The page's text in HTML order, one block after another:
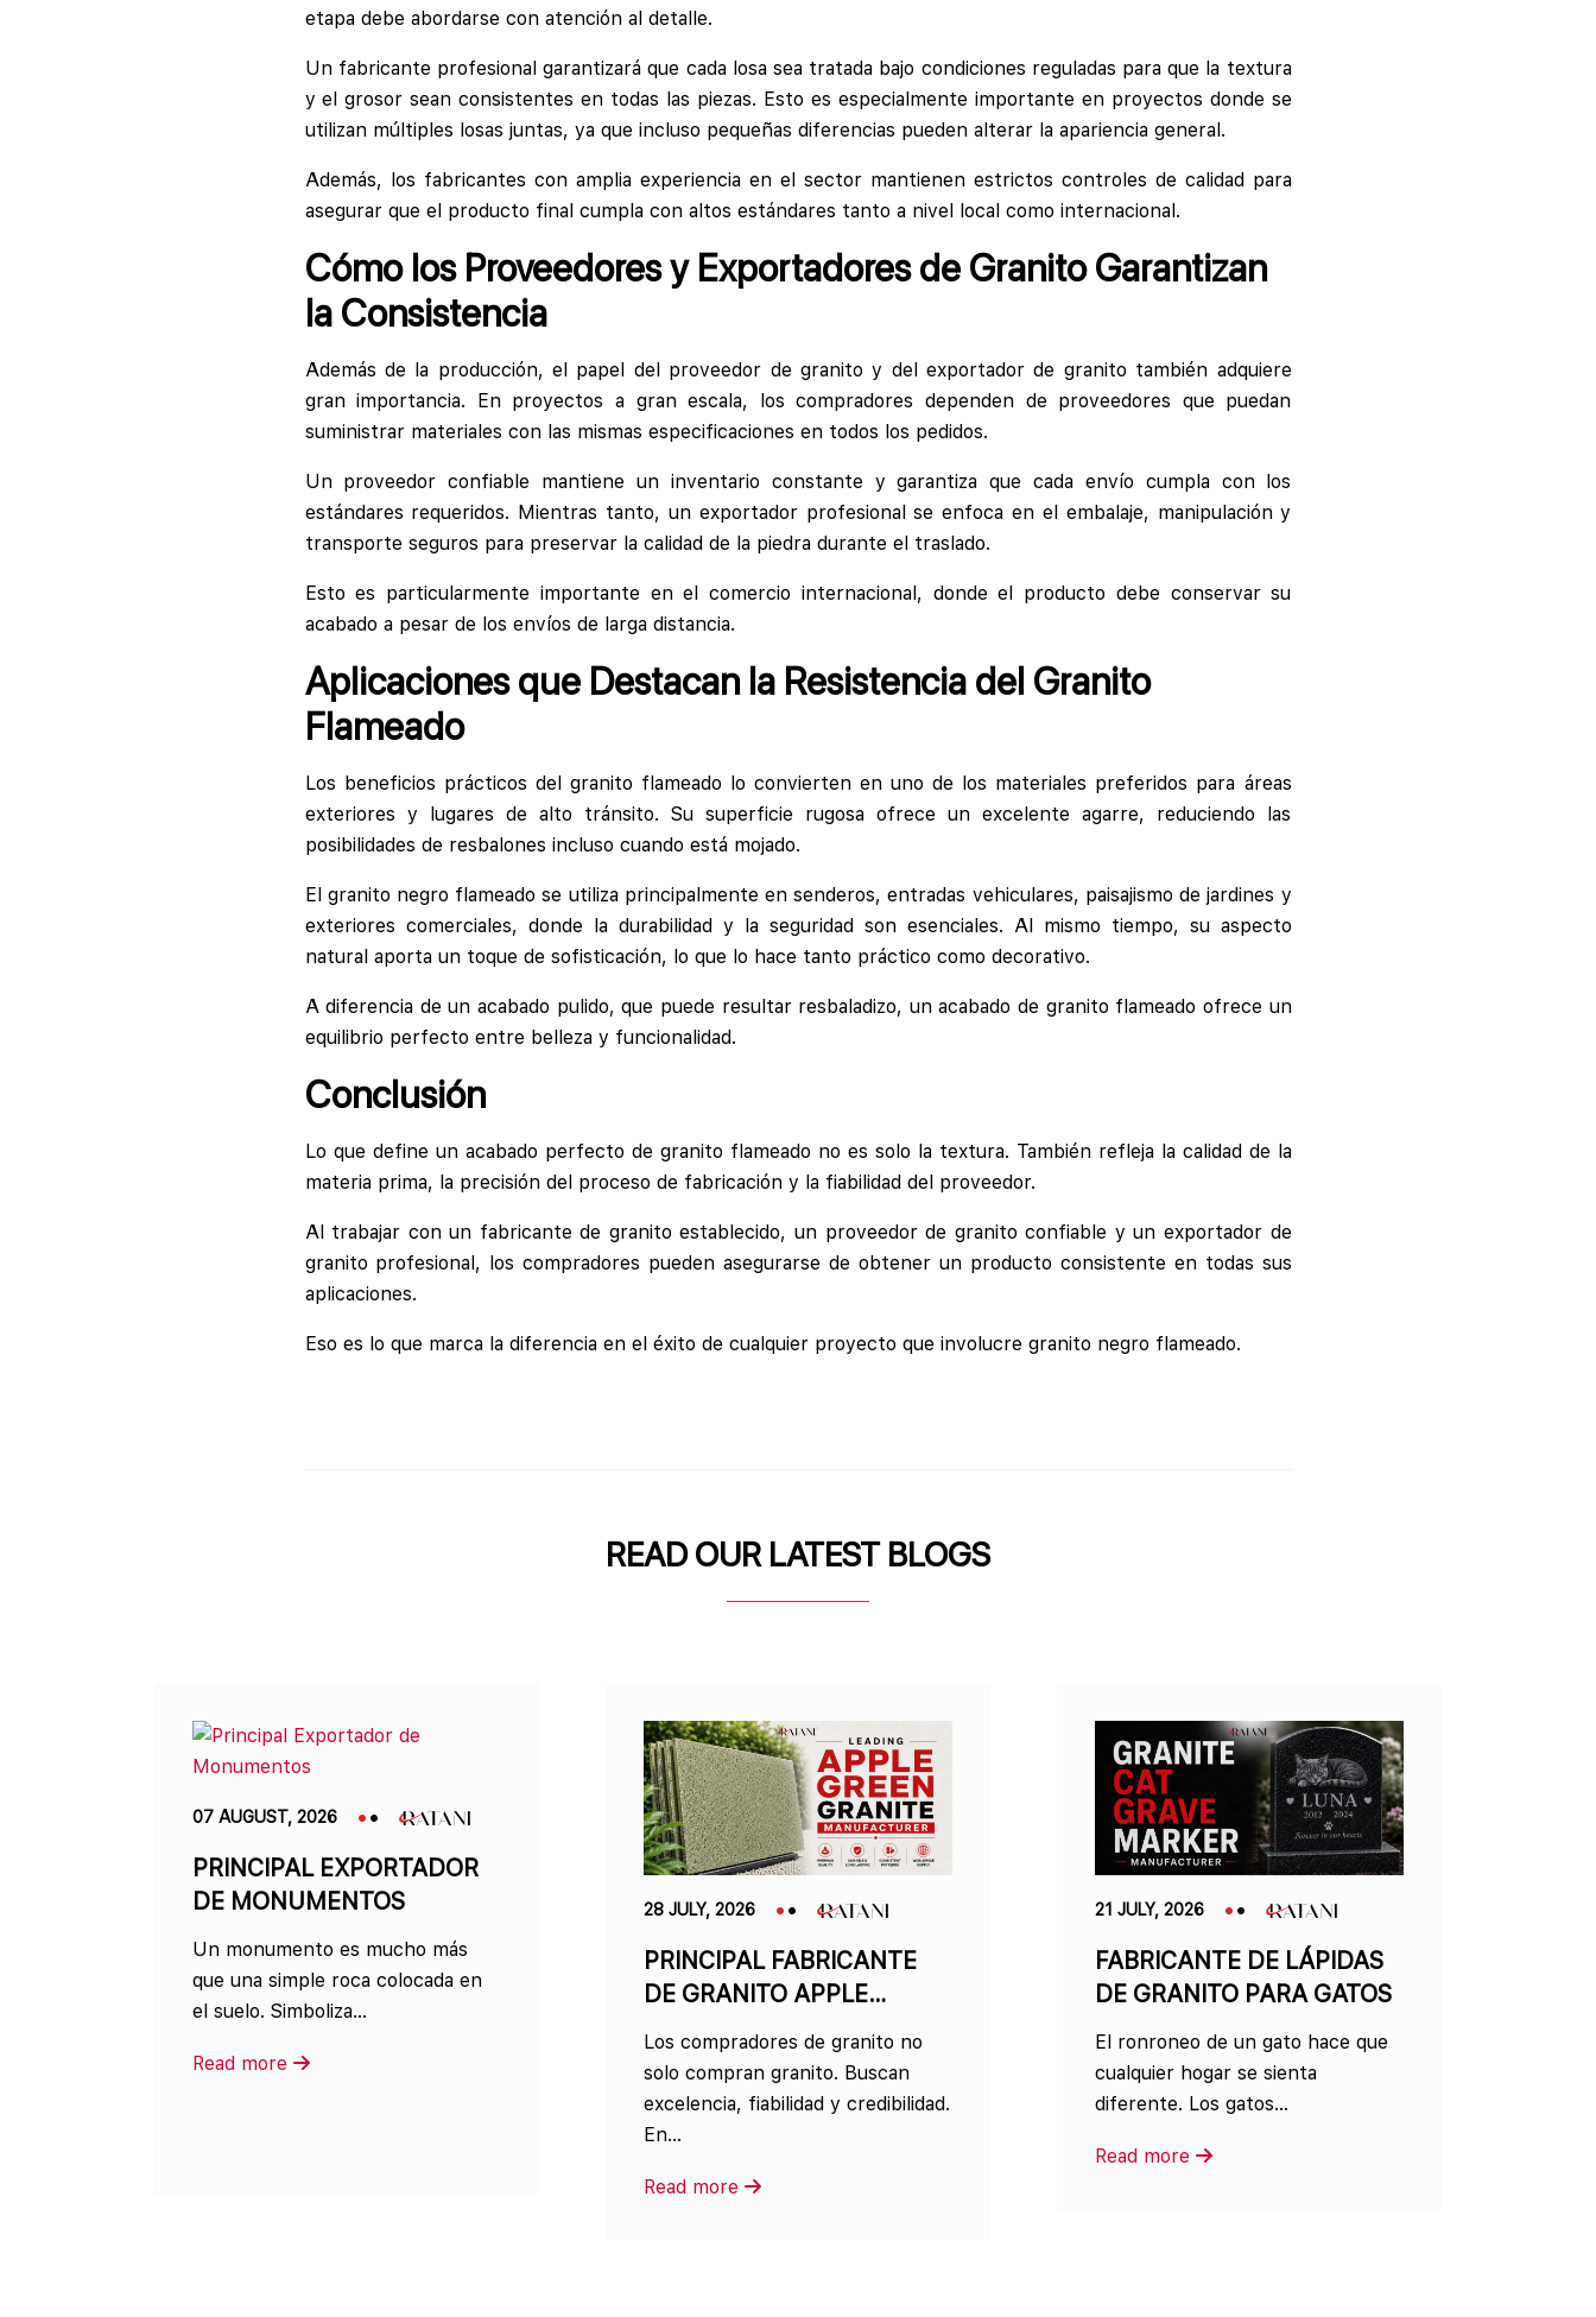
etapa debe abordarse con atención al detalle.
Un fabricante profesional garantizará que cada losa sea tratada bajo condiciones reguladas para que la textura
y el grosor sean consistentes en todas las piezas. Esto es especialmente importante en proyectos donde se
utilizan múltiples losas juntas, ya que incluso pequeñas diferencias pueden alterar la apariencia general.
Además, los fabricantes con amplia experiencia en el sector mantienen estrictos controles de calidad para
asegurar que el producto final cumpla con altos estándares tanto a nivel local como internacional.
Cómo los Proveedores y Exportadores de Granito Garantizan
la Consistencia
Además de la producción, el papel del proveedor de granito y del exportador de granito también adquiere
gran importancia. En proyectos a gran escala, los compradores dependen de proveedores que puedan
suministrar materiales con las mismas especificaciones en todos los pedidos.
Un proveedor confiable mantiene un inventario constante y garantiza que cada envío cumpla con los
estándares requeridos. Mientras tanto, un exportador profesional se enfoca en el embalaje, manipulación y
transporte seguros para preservar la calidad de la piedra durante el traslado.
Esto es particularmente importante en el comercio internacional, donde el producto debe conservar su
acabado a pesar de los envíos de larga distancia.
Aplicaciones que Destacan la Resistencia del Granito
Flameado
Los beneficios prácticos del granito flameado lo convierten en uno de los materiales preferidos para áreas
exteriores y lugares de alto tránsito. Su superficie rugosa ofrece un excelente agarre, reduciendo las
posibilidades de resbalones incluso cuando está mojado.
El granito negro flameado se utiliza principalmente en senderos, entradas vehiculares, paisajismo de jardines y
exteriores comerciales, donde la durabilidad y la seguridad son esenciales. Al mismo tiempo, su aspecto
natural aporta un toque de sofisticación, lo que lo hace tanto práctico como decorativo.
A diferencia de un acabado pulido, que puede resultar resbaladizo, un acabado de granito flameado ofrece un
equilibrio perfecto entre belleza y funcionalidad.
Conclusión
Lo que define un acabado perfecto de granito flameado no es solo la textura. También refleja la calidad de la
materia prima, la precisión del proceso de fabricación y la fiabilidad del proveedor.
Al trabajar con un fabricante de granito establecido, un proveedor de granito confiable y un exportador de
granito profesional, los compradores pueden asegurarse de obtener un producto consistente en todas sus
aplicaciones.
Eso es lo que marca la diferencia en el éxito de cualquier proyecto que involucre granito negro flameado.
READ OUR LATEST BLOGS
07 AUGUST, 2026
PRINCIPAL EXPORTADOR
DE MONUMENTOS
Un monumento es mucho más
que una simple roca colocada en
el suelo. Simboliza...
Read more
28 JULY, 2026
PRINCIPAL FABRICANTE
DE GRANITO APPLE
GREEN
Los compradores de granito no
solo compran granito. Buscan
excelencia, fiabilidad y credibilidad.
En...
Read more
21 JULY, 2026
FABRICANTE DE LÁPIDAS
DE GRANITO PARA GATOS
El ronroneo de un gato hace que
cualquier hogar se sienta
diferente. Los gatos...
Read more